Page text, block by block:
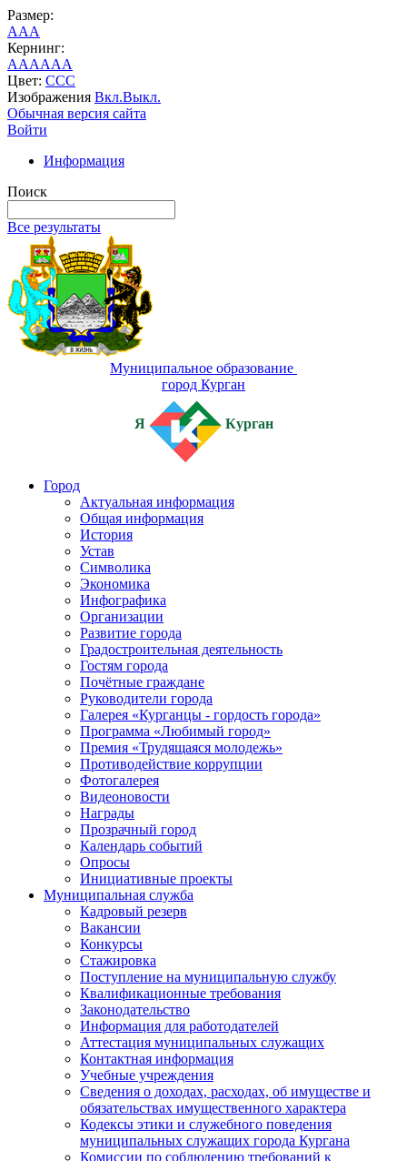
Размер:
AAA
Кернинг:
AAAAAA
Цвет: CCC
Изображения Вкл.Выкл.
Обычная версия сайта
Войти
Информация
Поиск
Все результаты
Муниципальное образование
город Курган
Я Курган
Город
Актуальная информация
Общая информация
История
Устав
Символика
Экономика
Инфографика
Организации
Развитие города
Градостроительная деятельность
Гостям города
Почётные граждане
Руководители города
Галерея «Курганцы - гордость города»
Программа «Любимый город»
Премия «Трудящаяся молодежь»
Противодействие коррупции
Фотогалерея
Видеоновости
Награды
Прозрачный город
Календарь событий
Опросы
Инициативные проекты
Муниципальная служба
Кадровый резерв
Вакансии
Конкурсы
Стажировка
Поступление на муниципальную службу
Квалификационные требования
Законодательство
Информация для работодателей
Аттестация муниципальных служащих
Контактная информация
Учебные учреждения
Сведения о доходах, расходах, об имуществе и
обязательствах имущественного характера
Кодексы этики и служебного поведения
муниципальных служащих города Кургана
Комиссии по соблюдению требований к